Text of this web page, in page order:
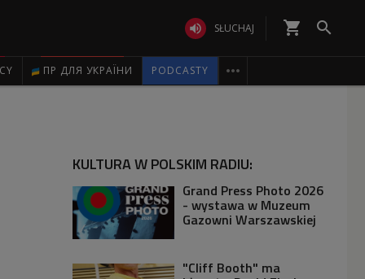
 SŁUCHAJ shopping_cart 
ПР ДЛЯ УКРАЇНИ PODCASTY 
KULTURA W POLSKIM RADIU:
Grand Press Photo 2026
- wystawa w Muzeum
Gazowni Warszawskiej
"Cliff Booth" ma